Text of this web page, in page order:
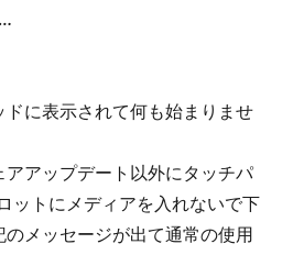
に表示されて何も始まりませ
アアップデート以外にタッチパ
ットにメディアを入れないで下
のメッセージが出て通常の使用